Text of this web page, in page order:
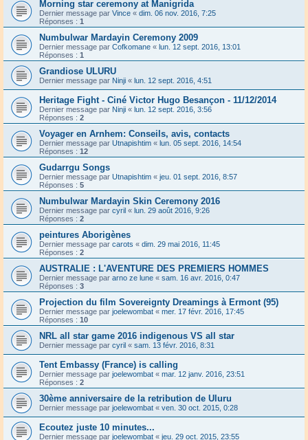
Morning star ceremony at Manigrida
Dernier message par Vince « dim. 06 nov. 2016, 7:25
Réponses : 1
Numbulwar Mardayin Ceremony 2009
Dernier message par Cofkomane « lun. 12 sept. 2016, 13:01
Réponses : 1
Grandiose ULURU
Dernier message par Ninji « lun. 12 sept. 2016, 4:51
Heritage Fight - Ciné Victor Hugo Besançon - 11/12/2014
Dernier message par Ninji « lun. 12 sept. 2016, 3:56
Réponses : 2
Voyager en Arnhem: Conseils, avis, contacts
Dernier message par Utnapishtim « lun. 05 sept. 2016, 14:54
Réponses : 12
Gudarrgu Songs
Dernier message par Utnapishtim « jeu. 01 sept. 2016, 8:57
Réponses : 5
Numbulwar Mardayin Skin Ceremony 2016
Dernier message par cyril « lun. 29 août 2016, 9:26
Réponses : 2
peintures Aborigènes
Dernier message par carots « dim. 29 mai 2016, 11:45
Réponses : 2
AUSTRALIE : L'AVENTURE DES PREMIERS HOMMES
Dernier message par arno ze lune « sam. 16 avr. 2016, 0:47
Réponses : 3
Projection du film Sovereignty Dreamings à Ermont (95)
Dernier message par joelewombat « mer. 17 févr. 2016, 17:45
Réponses : 10
NRL all star game 2016 indigenous VS all star
Dernier message par cyril « sam. 13 févr. 2016, 8:31
Tent Embassy (France) is calling
Dernier message par joelewombat « mar. 12 janv. 2016, 23:51
Réponses : 2
30ème anniversaire de la retribution de Uluru
Dernier message par joelewombat « ven. 30 oct. 2015, 0:28
Ecoutez juste 10 minutes...
Dernier message par joelewombat « jeu. 29 oct. 2015, 23:55